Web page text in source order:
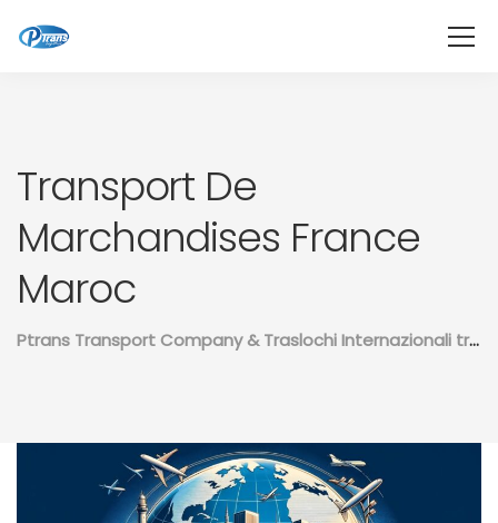
Transport De
Marchandises France
Maroc
Ptrans Transport Company & Traslochi Internazionali tra il Marocco e il resto del mondo